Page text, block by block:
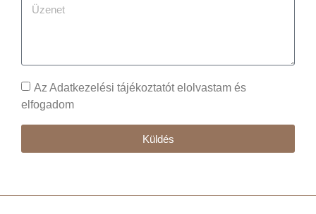
Az Adatkezelési tájékoztatót elolvastam és
elfogadom
Küldés